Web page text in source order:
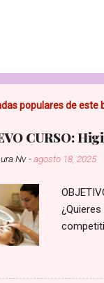
populares de este
CURSO:
Nv -agosto 18, 2025
negocio